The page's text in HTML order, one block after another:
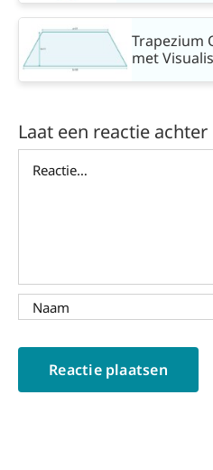
Trapezium
met
Laat een reactie achter